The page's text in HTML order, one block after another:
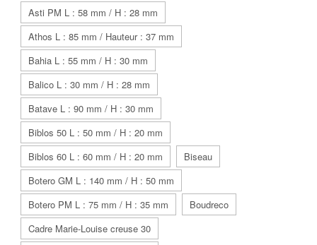
Asti PM L : 58 mm / H : 28 mm
Athos L : 85 mm / Hauteur : 37 mm
Bahia L : 55 mm / H : 30 mm
Balico L : 30 mm / H : 28 mm
Batave L : 90 mm / H : 30 mm
Biblos 50 L : 50 mm / H : 20 mm
Biblos 60 L : 60 mm / H : 20 mm
Biseau
Botero GM L : 140 mm / H : 50 mm
Botero PM L : 75 mm / H : 35 mm
Boudreco
Cadre Marie-Louise creuse 30